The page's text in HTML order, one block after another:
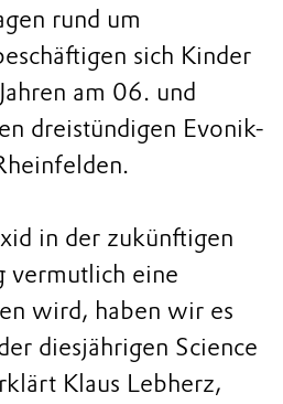
rund um
sich Kinder
am 06. und
dreistündigen Evonik-
in der zukünftigen
vermutlich eine
wird, haben wir es
diesjährigen Science
Klaus Lebherz,